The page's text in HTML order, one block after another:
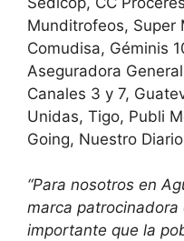
Munditrofeos, Super
Comudisa, Géminis
Aseguradora
Canales 3 y 7,
Unidas, Tigo, Publi
Going, Nuestro
“Para nosotros en
marca
importante que la